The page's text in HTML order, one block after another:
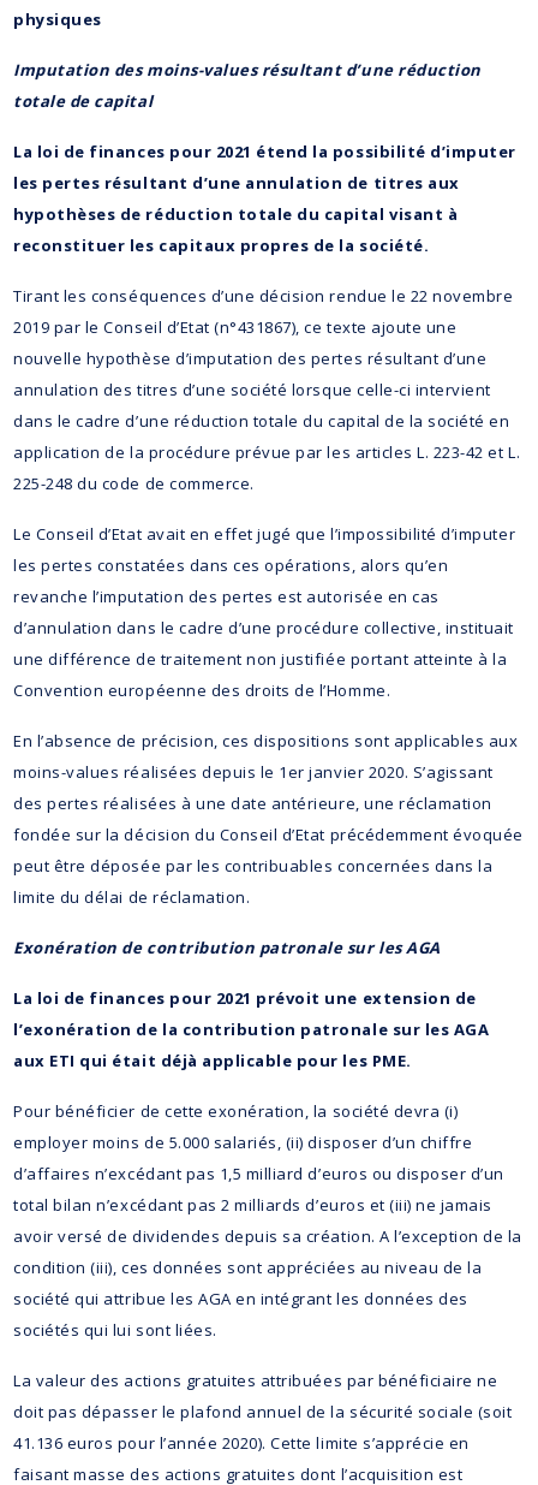
physiques
Imputation des moins-values résultant d’une réduction
totale de capital
La loi de finances pour 2021 étend la possibilité d’imputer
les pertes résultant d’une annulation de titres aux
hypothèses de réduction totale du capital visant à
reconstituer les capitaux propres de la société.
Tirant les conséquences d’une décision rendue le 22 novembre
2019 par le Conseil d’Etat (n°431867), ce texte ajoute une
nouvelle hypothèse d’imputation des pertes résultant d’une
annulation des titres d’une société lorsque celle-ci intervient
dans le cadre d’une réduction totale du capital de la société en
application de la procédure prévue par les articles L. 223-42 et L.
225-248 du code de commerce.
Le Conseil d’Etat avait en effet jugé que l’impossibilité d’imputer
les pertes constatées dans ces opérations, alors qu’en
revanche l’imputation des pertes est autorisée en cas
d’annulation dans le cadre d’une procédure collective, instituait
une différence de traitement non justifiée portant atteinte à la
Convention européenne des droits de l’Homme.
En l’absence de précision, ces dispositions sont applicables aux
moins-values réalisées depuis le 1er janvier 2020. S’agissant
des pertes réalisées à une date antérieure, une réclamation
fondée sur la décision du Conseil d’Etat précédemment évoquée
peut être déposée par les contribuables concernées dans la
limite du délai de réclamation.
Exonération de contribution patronale sur les AGA
La loi de finances pour 2021 prévoit une extension de
l’exonération de la contribution patronale sur les AGA
aux ETI qui était déjà applicable pour les PME.
Pour bénéficier de cette exonération, la société devra (i)
employer moins de 5.000 salariés, (ii) disposer d’un chiffre
d’affaires n’excédant pas 1,5 milliard d’euros ou disposer d’un
total bilan n’excédant pas 2 milliards d’euros et (iii) ne jamais
avoir versé de dividendes depuis sa création. A l’exception de la
condition (iii), ces données sont appréciées au niveau de la
société qui attribue les AGA en intégrant les données des
sociétés qui lui sont liées.
La valeur des actions gratuites attribuées par bénéficiaire ne
doit pas dépasser le plafond annuel de la sécurité sociale (soit
41.136 euros pour l’année 2020). Cette limite s’apprécie en
faisant masse des actions gratuites dont l’acquisition est